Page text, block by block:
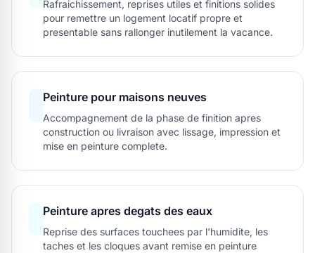
Rafraichissement, reprises utiles et finitions solides
pour remettre un logement locatif propre et
presentable sans rallonger inutilement la vacance.
Peinture pour maisons neuves
Accompagnement de la phase de finition apres
construction ou livraison avec lissage, impression et
mise en peinture complete.
Peinture apres degats des eaux
Reprise des surfaces touchees par l'humidite, les
taches et les cloques avant remise en peinture